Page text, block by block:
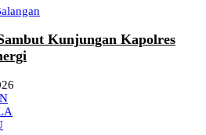
Kunjungan Kapolres